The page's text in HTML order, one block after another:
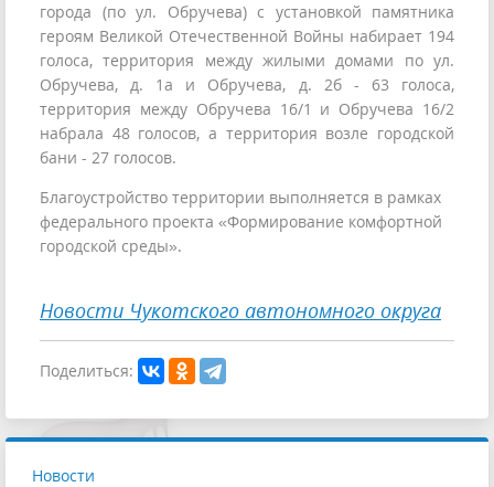
города (по ул. Обручева) с установкой памятника
героям Великой Отечественной Войны набирает 194
голоса, территория между жилыми домами по ул.
Обручева, д. 1а и Обручева, д. 2б - 63 голоса,
территория между Обручева 16/1 и Обручева 16/2
набрала 48 голосов, а территория возле городской
бани - 27 голосов.
Благоустройство территории выполняется в рамках
федерального проекта «Формирование комфортной
городской среды».
Новости Чукотского автономного округа
Поделиться:
Новости